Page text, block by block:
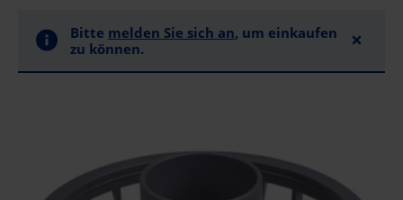
Bitte melden Sie sich an, um einkaufen
zu können.
×